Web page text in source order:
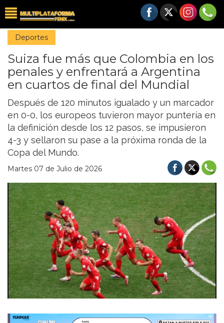
Deportes
Suiza fue más que Colombia en los
penales y enfrentará a Argentina
en cuartos de final del Mundial
Después de 120 minutos igualado y un marcador
en 0-0, los europeos tuvieron mayor puntería en
la definición desde los 12 pasos, se impusieron
4-3 y sellaron su pase a la próxima ronda de la
Copa del Mundo.
Martes 07 de Julio de 2026